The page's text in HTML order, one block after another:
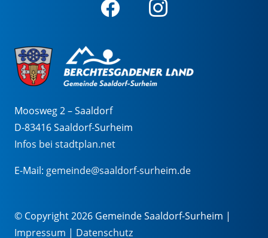
Moosweg 2 – Saaldorf
D-83416 Saaldorf-Surheim
Infos bei stadtplan.net
E-Mail: gemeinde@saaldorf-surheim.de
© Copyright 2026 Gemeinde Saaldorf-Surheim |
Impressum | Datenschutz